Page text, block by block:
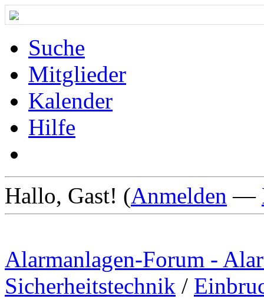
Suche
Mitglieder
Kalender
Hilfe
Hallo, Gast! (Anmelden —
Alarmanlagen-Forum -
Sicherheitstechnik /